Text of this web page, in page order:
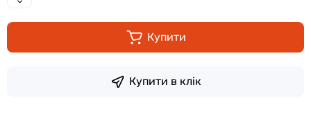
Купити
Купити в клік